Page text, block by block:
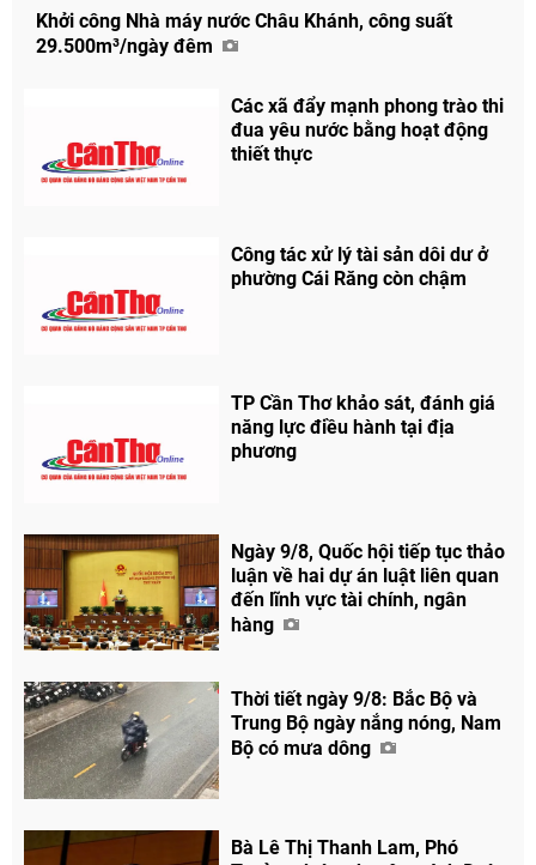
Khởi công Nhà máy nước Châu Khánh, công suất
29.500m³/ngày đêm
Các xã đẩy mạnh phong trào thi
đua yêu nước bằng hoạt động
thiết thực
Công tác xử lý tài sản dôi dư ở
phường Cái Răng còn chậm
TP Cần Thơ khảo sát, đánh giá
năng lực điều hành tại địa
phương
Ngày 9/8, Quốc hội tiếp tục thảo
luận về hai dự án luật liên quan
đến lĩnh vực tài chính, ngân
hàng
Thời tiết ngày 9/8: Bắc Bộ và
Trung Bộ ngày nắng nóng, Nam
Bộ có mưa dông
Bà Lê Thị Thanh Lam, Phó